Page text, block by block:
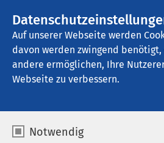
Auf unserer Webseite werden
davon werden zwingend benötigt,
andere ermöglichen, Ihre
Webseite zu verbessern.
Notwendig
AMEOS Klinikum Haldensleben